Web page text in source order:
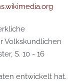
Volkskundlichen
S. 10 - 16
entwickelt hat.